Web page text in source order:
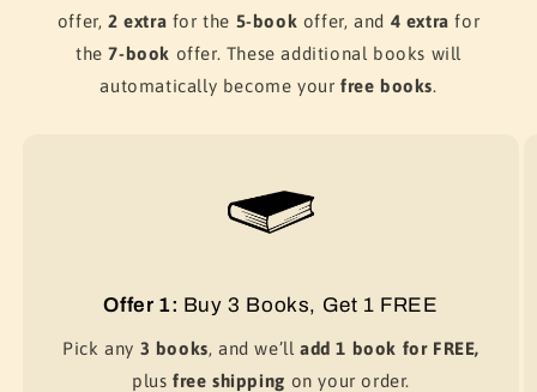
offer,2 extra for the 5-book offer, and 4 extra for
the7-book offer. These additional books will
automatically become your free books.
Offer 1: Buy 3 Books, Get 1 FREE
Pick any 3 books, and we’ll add 1 book for FREE,
plusfree shipping on your order.